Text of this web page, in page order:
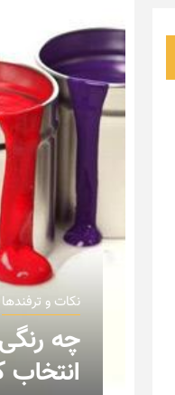
نکات و ترفندها
چه
انتخاب